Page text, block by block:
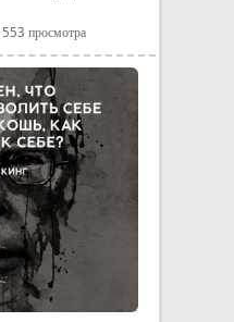
553 просмотра